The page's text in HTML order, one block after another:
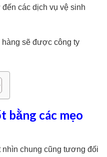
các dịch vụ vệ sinh
hàng sẽ được công ty
bằng các mẹo
chung cũng tương đối